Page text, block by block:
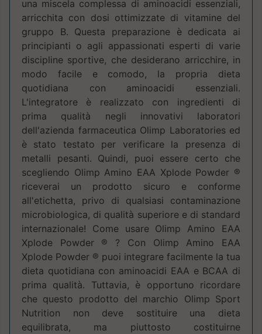
una miscela complessa di aminoacidi essenziali,
arricchita con dosi ottimizzate di vitamine del
gruppo B. Questa preparazione è dedicata ai
principianti o agli appassionati esperti di varie
discipline sportive, che desiderano arricchire, in
modo facile e comodo, la propria dieta
quotidiana con aminoacidi essenziali.
L'integratore è realizzato con ingredienti di
prima qualità negli innovativi laboratori
dell'azienda farmaceutica Olimp Laboratories ed
è stato testato per verificare la presenza di
metalli pesanti. Quindi, puoi essere certo che
scegliendo Olimp Amino EAA Xplode Powder ®
riceverai un prodotto sicuro e conforme
all'etichetta, privo di qualsiasi contaminazione
microbiologica, di qualità superiore e di standard
internazionale! Come usare Olimp Amino EAA
Xplode Powder ® ? Con Olimp Amino EAA
Xplode Powder ® puoi integrare facilmente la tua
dieta quotidiana con aminoacidi EAA e BCAA di
prima qualità. Tuttavia, è opportuno ricordare
che questo prodotto del marchio Olimp Sport
Nutrition non deve sostituire una dieta
equilibrata, ma piuttosto costituirne